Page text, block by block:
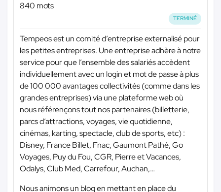
840 mots
TERMINÉ
Tempeos est un comité d’entreprise externalisé pour
les petites entreprises. Une entreprise adhère à notre
service pour que l’ensemble des salariés accèdent
individuellement avec un login et mot de passe à plus
de 100 000 avantages collectivités (comme dans les
grandes entreprises) via une plateforme web où
nous référençons tout nos partenaires (billetterie,
parcs d’attractions, voyages, vie quotidienne,
cinémas, karting, spectacle, club de sports, etc) :
Disney, France Billet, Fnac, Gaumont Pathé, Go
Voyages, Puy du Fou, CGR, Pierre et Vacances,
Odalys, Club Med, Carrefour, Auchan,…
Nous animons un blog en mettant en place du